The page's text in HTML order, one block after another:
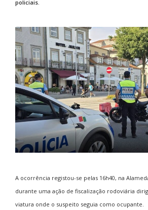
policiais.
A ocorrência registou-se pelas 16h40, na
durante uma ação de fiscalização rodoviária
viatura onde o suspeito seguia como ocupante.